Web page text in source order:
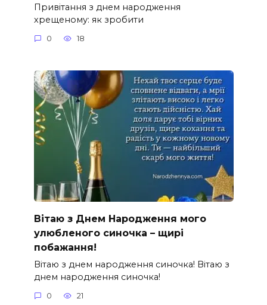
Привітання з днем народження
хрещеному: як зробити
0 18
Вітаю з Днем Народження мого
улюбленого синочка – щирі
побажання!
Вітаю з днем народження синочка! Вітаю з
днем народження синочка!
0 21